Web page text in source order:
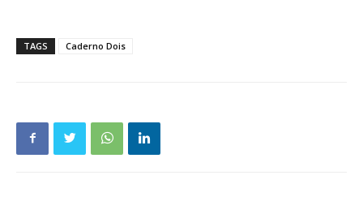
TAGS Caderno Dois